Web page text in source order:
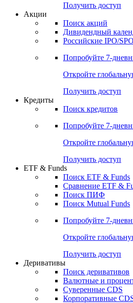
Получить доступ
Акции
Поиск акций
Дивидендный
Российские IPO/SPO
Попробуйте 7-
Откройте
Получить доступ
Кредиты
Поиск кредитов
Попробуйте 7-
Откройте
Получить доступ
ETF & Funds
Поиск ETF & Funds
Сравнение ETF &
Поиск ПИФ
Поиск Mutual Funds
Попробуйте 7-
Откройте
Получить доступ
Деривативы
Поиск деривативов
Валютные и
Суверенные CDS
Корпоративные